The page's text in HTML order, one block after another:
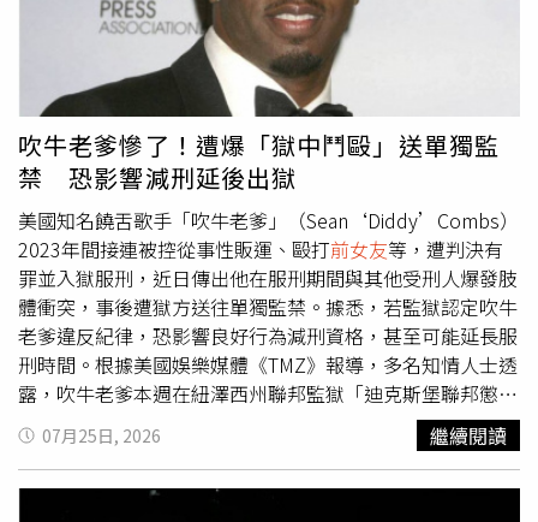
在遇到經濟困難時賣掉名車相助，體貼入微的照顧讓她至今
銘感於心。談及這段跨越年齡藩籬的感情為何走入歷史，
Coco坦言起因於一次行山活動，當時謝賢在登山過程中體
力透支，深刻意識到自己日漸衰老的身體機能與年輕的
Coco存在無法跨越的差距，因不願耽誤女方的未來與青
春，才主動選擇放手、減少聯繫。面對這份體貼，Coco雖
然極度不捨，最終仍選擇尊重對方的決定，兩人最終以一個
深情的擁抱，為這段長達12年的深厚情誼畫下句點。不過，
Coco與謝賢這段刻骨銘心的經歷，也對她後來的感情生活
帶來深遠影響；她直言謝賢在自己生命中扮演著「如父、如
兄、如友」的多重角色，給予了極致的寵愛，導致她分手後
在擇偶時常陷入尋找相同對象的困境，事後才發現這幾乎是
無法複製的條件。
吹牛老爹慘了！遭爆「獄中鬥毆」送單獨監
禁 恐影響減刑延後出獄
美國知名饒舌歌手「吹牛老爹」（Sean‘Diddy’Combs）
2023年間接連被控從事性販運、毆打前女友等，遭判決有
罪並入獄服刑，近日傳出他在服刑期間與其他受刑人爆發肢
體衝突，事後遭獄方送往單獨監禁。據悉，若監獄認定吹牛
老爹違反紀律，恐影響良好行為減刑資格，甚至可能延長服
刑時間。根據美國娛樂媒體《TMZ》報導，多名知情人士透
露，吹牛老爹本週在紐澤西州聯邦監獄「迪克斯堡聯邦懲教
所（FCI Fort Dix）」內，因遭另名受刑人言語挑釁，雙方
隨後爆發衝突。消息指出，2人先是互相推擠，接著揮拳爆
發全武行，現場一度陷入混亂。知情人士表示，吹牛老爹在
07月25日, 2026 繼續閱讀